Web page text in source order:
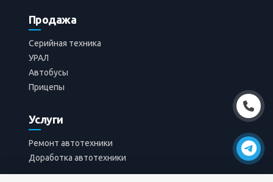
Продажа
Серийная техника
УРАЛ
Автобусы
Прицепы
Услуги
Ремонт автотехники
Доработка автотехники